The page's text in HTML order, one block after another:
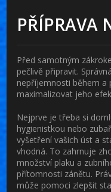
PŘÍPRAVA
Před samotným
pečlivě připravit.
nepříjemnosti během a
maximalizovat jeho
Nejprve je třeba si
hygienistkou nebo
vyšetření vašich úst a
vhodná. To zahrnuje
množství plaku a
přítomnosti zánětu.
může pomoci zlepšit